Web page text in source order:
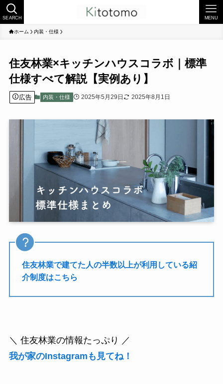
SEARCH MENU
ホーム 内装・仕様
住友林業×キッチンハウスコラボ｜標準
仕様すべて解説【実例あり】
広告 内装・仕様 2025年5月29日 2025年8月1日
住友林業で建てた人の半数以上が利用している紹
介制度はこちら
＼ 住友林業の情報たっぷり ／
我が家のInstagramも見てね！